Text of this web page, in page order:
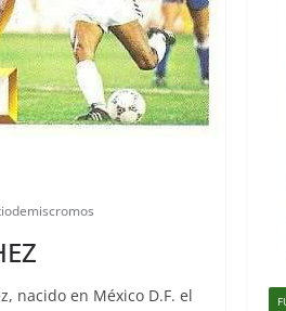
nacido en México D.F. el